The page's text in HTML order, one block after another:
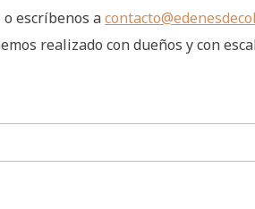
escríbenos a
realizado con dueños y con